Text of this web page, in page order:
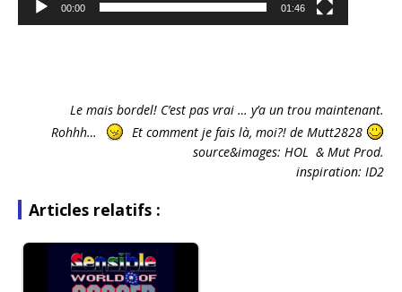
00:00 01:46
Le mais bordel! C’est pas vrai … y’a un trou maintenant.
Rohhh…
Et comment je fais là, moi?! de Mutt2828
source&images: HOL & Mut Prod.
inspiration: ID2
Articles relatifs :